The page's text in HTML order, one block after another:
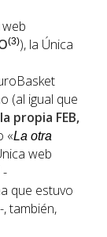
(3)), la Única
(al igual que
propia FEB,
«La otra
web
-
que estuvo
también,